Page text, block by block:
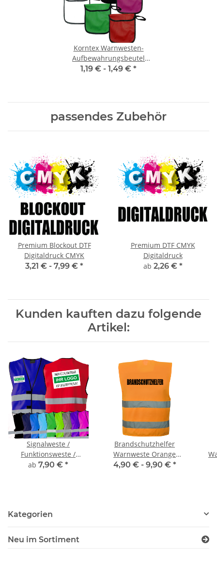
Korntex Warnwesten-
Aufbewahrungsbeutel
farbig
1,19 € - 1,49 € *
passendes Zubehör
Premium Blockout DTF
Digitaldruck CMYK
3,21 € - 7,99 € *
Premium DTF CMYK
Digitaldruck
ab 2,26 € *
Kunden kauften dazu folgende
Artikel:
Signalweste /
Funktionsweste /
Warnweste Standard
ab 7,90 € *
Brandschutzhelfer
Warnweste Orange
unisize
4,90 € - 9,90 € *
Kategorien
Neu im Sortiment